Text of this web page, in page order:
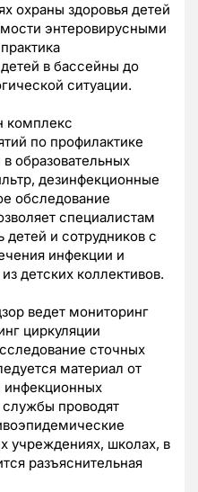
охраны здоровья детей
энтеровирусными
в бассейны до
ситуации.
комплекс
по профилактике
образовательных
дезинфекционные
обследование
специалистам
детей и сотрудников с
инфекции и
детских коллективов.
ведет мониторинг
циркуляции
сточных
материал от
инфекционных
проводят
учреждениях, школах, в
разъяснительная